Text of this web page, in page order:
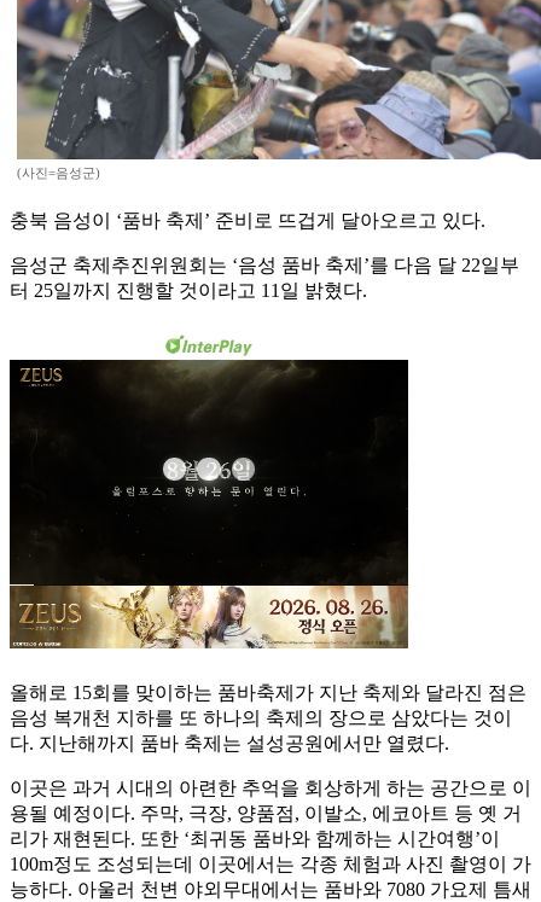
(사진=음성군)
충북 음성이 ‘품바 축제’ 준비로 뜨겁게 달아오르고 있다.
음성군 축제추진위원회는 ‘음성 품바 축제’를 다음 달 22일부
터 25일까지 진행할 것이라고 11일 밝혔다.
올해로 15회를 맞이하는 품바축제가 지난 축제와 달라진 점은
음성 복개천 지하를 또 하나의 축제의 장으로 삼았다는 것이
다. 지난해까지 품바 축제는 설성공원에서만 열렸다.
이곳은 과거 시대의 아련한 추억을 회상하게 하는 공간으로 이
용될 예정이다. 주막, 극장, 양품점, 이발소, 에코아트 등 옛 거
리가 재현된다. 또한 ‘최귀동 품바와 함께하는 시간여행’이
100m정도 조성되는데 이곳에서는 각종 체험과 사진 촬영이 가
능하다. 아울러 천변 야외무대에서는 품바와 7080 가요제 틈새